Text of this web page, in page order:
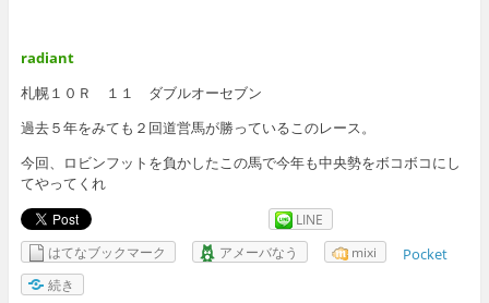
radiant
札幌１０Ｒ １１ ダブルオーセブン
過去５年をみても２回道営馬が勝っているこのレース。
今回、ロビンフットを負かしたこの馬で今年も中央勢をボコボコにし
てやってくれ
LINE
はてなブックマーク
アメーバなう mixi Pocket
続き